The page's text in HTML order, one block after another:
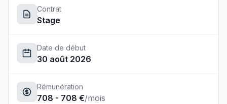
Contrat
Stage
Date de début
30 août 2026
Rémunération
708 - 708 €/mois